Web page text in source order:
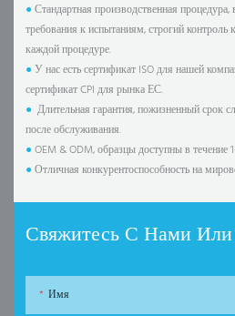
●Стандартная производственная
требования к испытаниям, строгий контроль
каждой процедуре.
●У нас есть сертификат ISO для нашей
сертификат CPI для рынка ЕС.
● Длительная гарантия, пожизненный срок
после обслуживания.
●OEM & ODM, образцы доступны в течение
●Отличная конкурентоспособность на
Свяжитесь С Нами Или
Имя